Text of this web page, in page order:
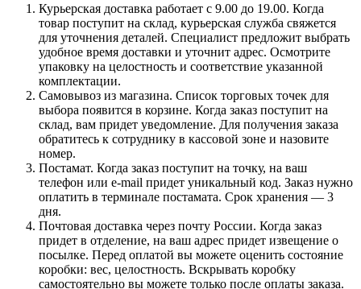
Курьерская доставка работает с 9.00 до 19.00. Когда
товар поступит на склад, курьерская служба свяжется
для уточнения деталей. Специалист предложит выбрать
удобное время доставки и уточнит адрес. Осмотрите
упаковку на целостность и соответствие указанной
комплектации.
Самовывоз из магазина. Список торговых точек для
выбора появится в корзине. Когда заказ поступит на
склад, вам придет уведомление. Для получения заказа
обратитесь к сотруднику в кассовой зоне и назовите
номер.
Постамат. Когда заказ поступит на точку, на ваш
телефон или e-mail придет уникальный код. Заказ нужно
оплатить в терминале постамата. Срок хранения — 3
дня.
Почтовая доставка через почту России. Когда заказ
придет в отделение, на ваш адрес придет извещение о
посылке. Перед оплатой вы можете оценить состояние
коробки: вес, целостность. Вскрывать коробку
самостоятельно вы можете только после оплаты заказа.